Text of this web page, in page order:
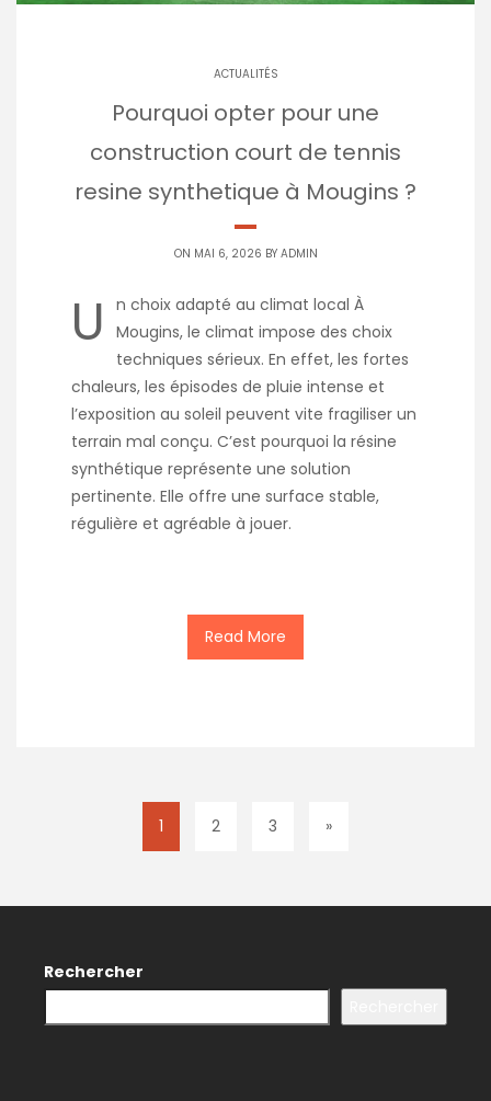
ACTUALITÉS
Pourquoi opter pour une
construction court de tennis
resine synthetique à Mougins ?
ON MAI 6, 2026 BY ADMIN
U
n choix adapté au climat local À
Mougins, le climat impose des choix
techniques sérieux. En effet, les fortes
chaleurs, les épisodes de pluie intense et
l’exposition au soleil peuvent vite fragiliser un
terrain mal conçu. C’est pourquoi la résine
synthétique représente une solution
pertinente. Elle offre une surface stable,
régulière et agréable à jouer.
Read More
1 2 3 »
Rechercher